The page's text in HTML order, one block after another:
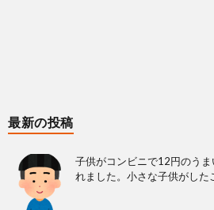
最新の投稿
子供がコンビニで12円のう
れました。小さな子供がした